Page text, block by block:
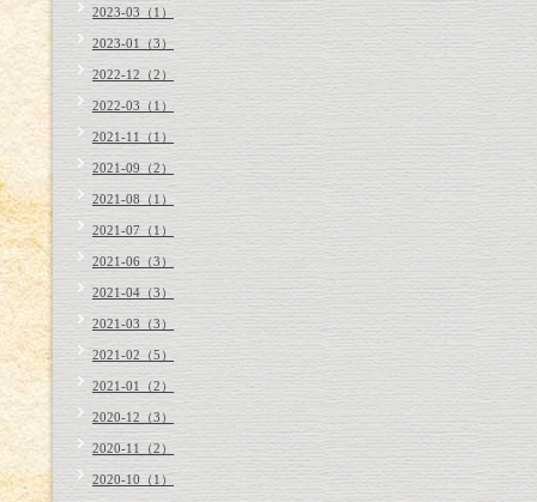
2023-03（1）
2023-01（3）
2022-12（2）
2022-03（1）
2021-11（1）
2021-09（2）
2021-08（1）
2021-07（1）
2021-06（3）
2021-04（3）
2021-03（3）
2021-02（5）
2021-01（2）
2020-12（3）
2020-11（2）
2020-10（1）